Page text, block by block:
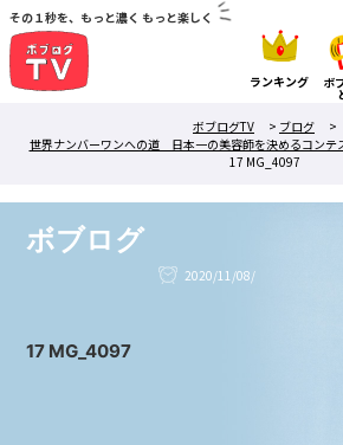
その１秒を、もっと濃く もっと楽しく
ランキング ボ
ボブログTV
> ブログ
>
世界ナンバーワンへの道 日本一の美容師を決めるコンテ
17 MG_4097
ボブログ
2020/11/08/
17 MG_4097